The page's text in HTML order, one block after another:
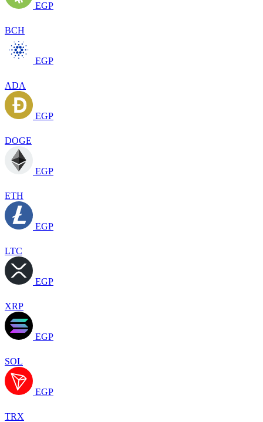
EGP
BCH
EGP
ADA
EGP
DOGE
EGP
ETH
EGP
LTC
EGP
XRP
EGP
SOL
EGP
TRX